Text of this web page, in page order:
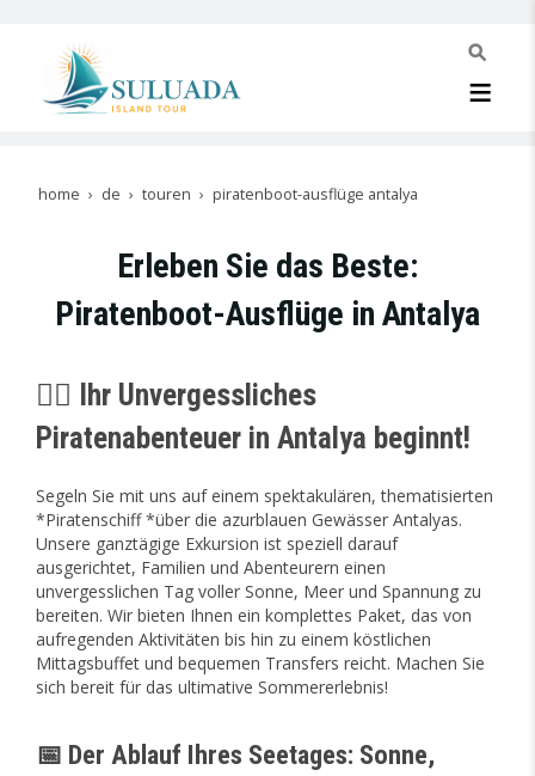
home de touren piratenboot-ausflüge antalya
Erleben Sie das Beste:
Piratenboot-Ausflüge in Antalya
🏴‍☠️ Ihr Unvergessliches
Piratenabenteuer in Antalya beginnt!
Segeln Sie mit uns auf einem spektakulären, thematisierten
*Piratenschiff *über die azurblauen Gewässer Antalyas.
Unsere ganztägige Exkursion ist speziell darauf
ausgerichtet, Familien und Abenteurern einen
unvergesslichen Tag voller Sonne, Meer und Spannung zu
bereiten. Wir bieten Ihnen ein komplettes Paket, das von
aufregenden Aktivitäten bis hin zu einem köstlichen
Mittagsbuffet und bequemen Transfers reicht. Machen Sie
sich bereit für das ultimative Sommererlebnis!
📅 Der Ablauf Ihres Seetages: Sonne,